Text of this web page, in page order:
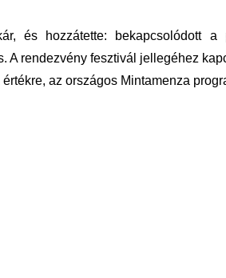
és hozzátette: bekapcsolódott a
rendezvény fesztivál jellegéhez
az országos Mintamenza